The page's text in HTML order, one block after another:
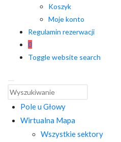
Koszyk
Moje konto
Regulamin rezerwacji
0
Toggle website search
Pole u Głowy
Wirtualna Mapa
Wszystkie sektory